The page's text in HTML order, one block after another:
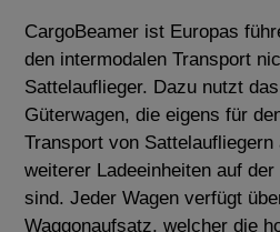
CargoBeamer ist Europas
den intermodalen Transport
Sattelauflieger. Dazu nutzt
Güterwagen, die eigens für
Transport von Sattelaufliegern
weiterer Ladeeinheiten auf
sind. Jeder Wagen verfügt
Waggonaufsatz, welcher die